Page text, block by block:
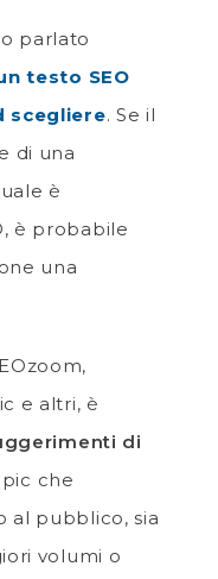
parlato
testo SEO
scegliere. Se il
di una
è
è probabile
una
e altri, è
di
che
al pubblico, sia
volumi o